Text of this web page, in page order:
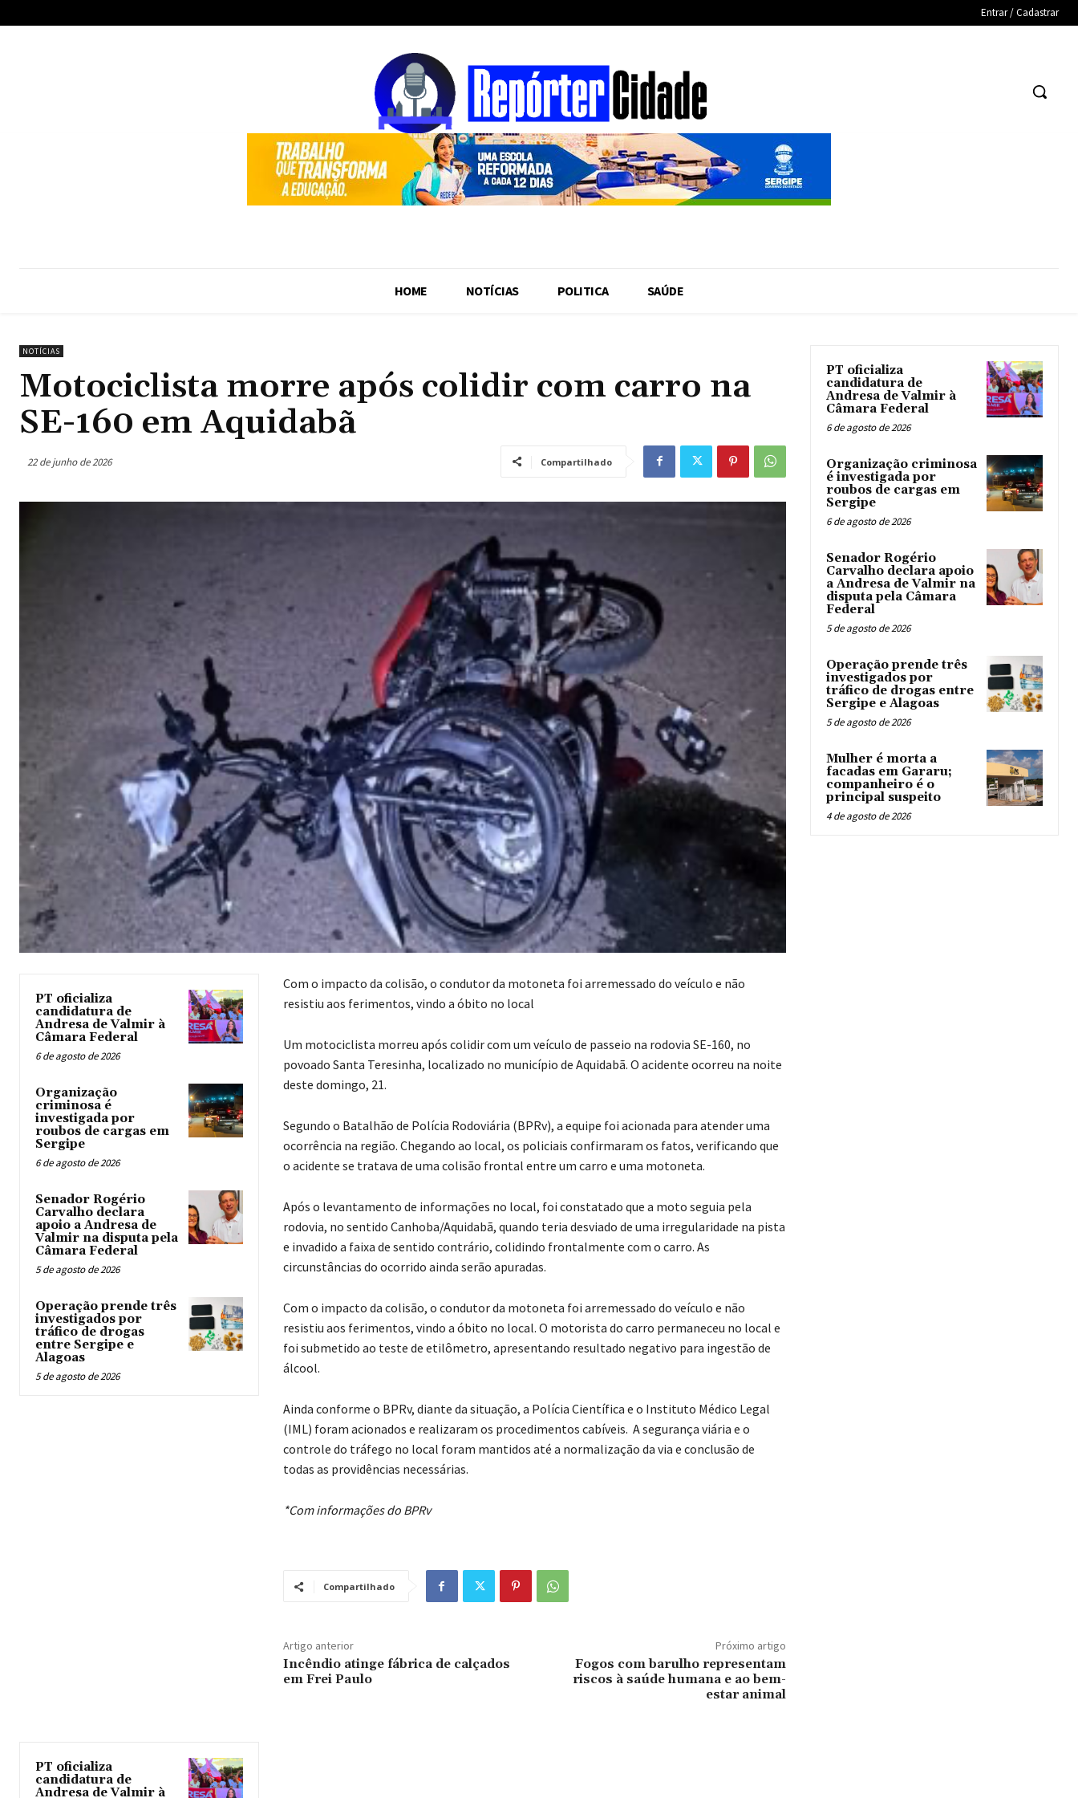
Entrar / Cadastrar
HOME NOTÍCIAS POLITICA SAÚDE
NOTÍCIAS
Motociclista morre após colidir com carro na
SE-160 em Aquidabã
22 de junho de 2026 Compartilhado
PT oficializa
candidatura de
Andresa de Valmir à
Câmara Federal
6 de agosto de 2026
Organização
criminosa é
investigada por
roubos de cargas em
Sergipe
6 de agosto de 2026
Senador Rogério
Carvalho declara
apoio a Andresa de
Valmir na disputa pela
Câmara Federal
5 de agosto de 2026
Operação prende três
investigados por
tráfico de drogas
entre Sergipe e
Alagoas
5 de agosto de 2026
Com o impacto da colisão, o condutor da motoneta foi arremessado do veículo e não
resistiu aos ferimentos, vindo a óbito no local
Um motociclista morreu após colidir com um veículo de passeio na rodovia SE-160, no
povoado Santa Teresinha, localizado no município de Aquidabã. O acidente ocorreu na noite
deste domingo, 21.
Segundo o Batalhão de Polícia Rodoviária (BPRv), a equipe foi acionada para atender uma
ocorrência na região. Chegando ao local, os policiais confirmaram os fatos, verificando que
o acidente se tratava de uma colisão frontal entre um carro e uma motoneta.
Após o levantamento de informações no local, foi constatado que a moto seguia pela
rodovia, no sentido Canhoba/Aquidabã, quando teria desviado de uma irregularidade na pista
e invadido a faixa de sentido contrário, colidindo frontalmente com o carro. As
circunstâncias do ocorrido ainda serão apuradas.
Com o impacto da colisão, o condutor da motoneta foi arremessado do veículo e não
resistiu aos ferimentos, vindo a óbito no local. O motorista do carro permaneceu no local e
foi submetido ao teste de etilômetro, apresentando resultado negativo para ingestão de
álcool.
Ainda conforme o BPRv, diante da situação, a Polícia Científica e o Instituto Médico Legal
(IML) foram acionados e realizaram os procedimentos cabíveis. A segurança viária e o
controle do tráfego no local foram mantidos até a normalização da via e conclusão de
todas as providências necessárias.
*Com informações do BPRv
Compartilhado
Artigo anterior
Incêndio atinge fábrica de calçados
em Frei Paulo
Próximo artigo
Fogos com barulho representam
riscos à saúde humana e ao bem-
estar animal
PT oficializa
candidatura de
Andresa de Valmir à
PT oficializa
candidatura de
Andresa de Valmir à
Câmara Federal
6 de agosto de 2026
Organização criminosa
é investigada por
roubos de cargas em
Sergipe
6 de agosto de 2026
Senador Rogério
Carvalho declara apoio
a Andresa de Valmir na
disputa pela Câmara
Federal
5 de agosto de 2026
Operação prende três
investigados por
tráfico de drogas entre
Sergipe e Alagoas
5 de agosto de 2026
Mulher é morta a
facadas em Gararu;
companheiro é o
principal suspeito
4 de agosto de 2026